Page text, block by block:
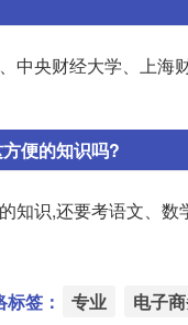
中央财经大学、上
便的知识吗?
知识,还要考语文、
标签： 专业 电子